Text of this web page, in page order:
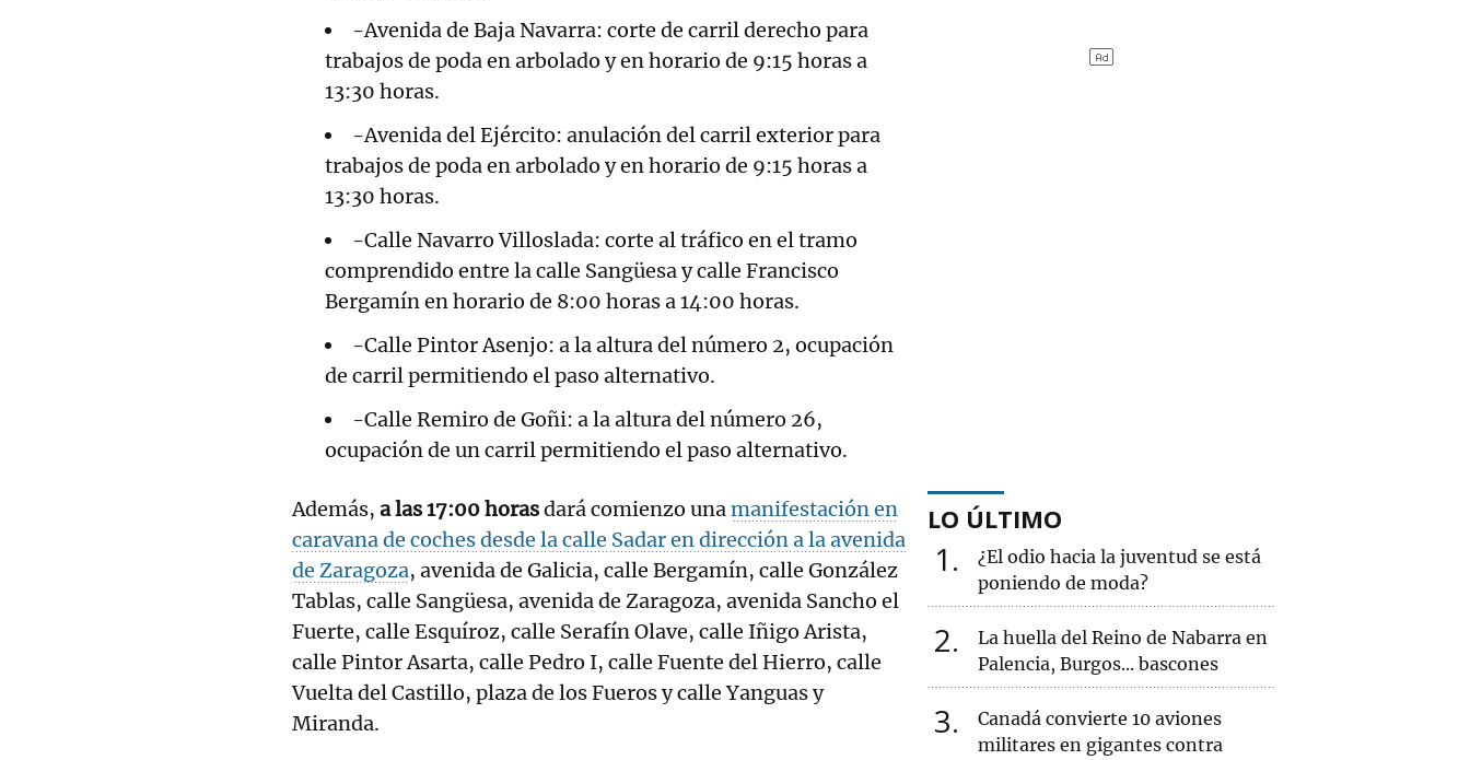
-Avenida de Baja Navarra: corte de carril derecho para
trabajos de poda en arbolado y en horario de 9:15 horas a
13:30 horas.
-Avenida del Ejército: anulación del carril exterior para
trabajos de poda en arbolado y en horario de 9:15 horas a
13:30 horas.
-Calle Navarro Villoslada: corte al tráfico en el tramo
comprendido entre la calle Sangüesa y calle Francisco
Bergamín en horario de 8:00 horas a 14:00 horas.
-Calle Pintor Asenjo: a la altura del número 2, ocupación
de carril permitiendo el paso alternativo.
-Calle Remiro de Goñi: a la altura del número 26,
ocupación de un carril permitiendo el paso alternativo.
Además, a las 17:00 horasdará comienzo unamanifestación en
caravana de coches desde la calle Sadar en dirección a la avenida
de Zaragoza, avenida de Galicia, calle Bergamín, calle González
Tablas, calle Sangüesa, avenida de Zaragoza, avenida Sancho el
Fuerte, calle Esquíroz, calle Serafín Olave, calle Iñigo Arista,
calle Pintor Asarta, calle Pedro I, calle Fuente del Hierro, calle
Vuelta del Castillo, plaza de los Fueros y calle Yanguas y
Miranda.
LO ÚLTIMO
1
¿El odio hacia la juventud se está
poniendo de moda?
2
La huella del Reino de Nabarra en
Palencia, Burgos... bascones
3
Canadá convierte 10 aviones
militares en gigantes contra